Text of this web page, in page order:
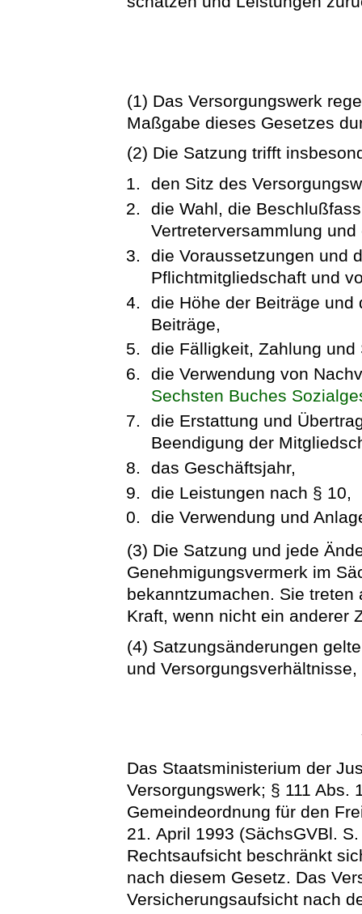
(1) Das Versorgungswerk
Maßgabe dieses Gesetzes
(2) Die Satzung trifft
den Sitz des
die Wahl, die
Vertreterversammlung
die Voraussetzungen und
Pflichtmitgliedschaft und
die Höhe der Beiträge
Beiträge,
die Fälligkeit, Zahlung
die Verwendung von
Sechsten Buches
die Erstattung und
Beendigung der
das Geschäftsjahr,
die Leistungen nach § 10,
die Verwendung und
(3) Die Satzung und jede
Genehmigungsvermerk im
bekanntzumachen. Sie treten
Kraft, wenn nicht ein anderer
(4) Satzungsänderungen
und
Das Staatsministerium der
Versorgungswerk; § 111 Abs.
Gemeindeordnung für den
21. April 1993 (SächsGVBl.
Rechtsaufsicht beschränkt
nach diesem Gesetz. Das
Versicherungsaufsicht nach